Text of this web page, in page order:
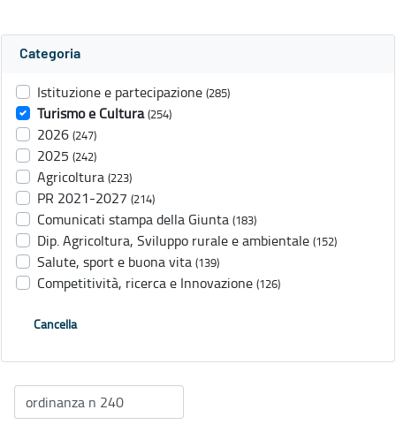
Categoria
Istituzione e partecipazione (285)
Turismo e Cultura (254)
2026 (247)
2025 (242)
Agricoltura (223)
PR 2021-2027 (214)
Comunicati stampa della Giunta (183)
Dip. Agricoltura, Sviluppo rurale e ambientale (152)
Salute, sport e buona vita (139)
Competitività, ricerca e Innovazione (126)
Cancella